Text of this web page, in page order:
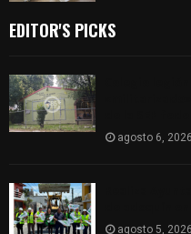
EDITOR'S PICKS
agosto 6, 2026
agosto 5, 2026